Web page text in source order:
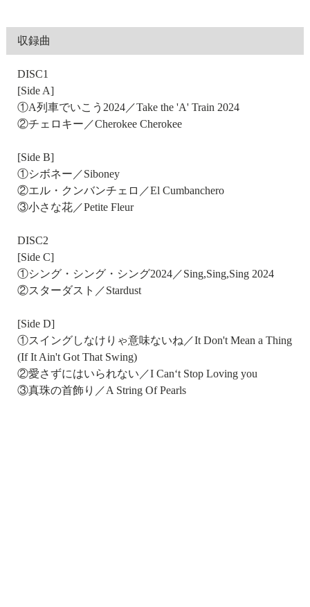
収録曲
DISC1
[Side A]
①A列車でいこう2024／Take the 'A' Train 2024
②チェロキー／Cherokee Cherokee
[Side B]
①シボネー／Siboney
②エル・クンバンチェロ／El Cumbanchero
③小さな花／Petite Fleur
DISC2
[Side C]
①シング・シング・シング2024／Sing,Sing,Sing 2024
②スターダスト／Stardust
[Side D]
①スイングしなけりゃ意味ないね／It Don't Mean a Thing
(If It Ain't Got That Swing)
②愛さずにはいられない／I Can‘t Stop Loving you
③真珠の首飾り／A String Of Pearls